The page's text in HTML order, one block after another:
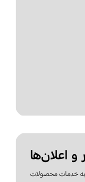
و اعلان‌ها
به خدمات محصولات